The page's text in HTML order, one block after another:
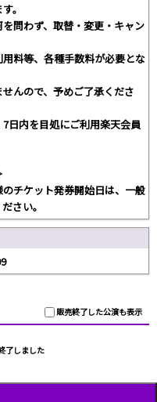
。
問わず、取替・変更・キャン
料等、各種手数料が必要とな
んので、予めご了承くださ
日内を目処にご利用楽天会員
チケット発券開始日は、一般
さい。
販売終了した公演も表示
了しました